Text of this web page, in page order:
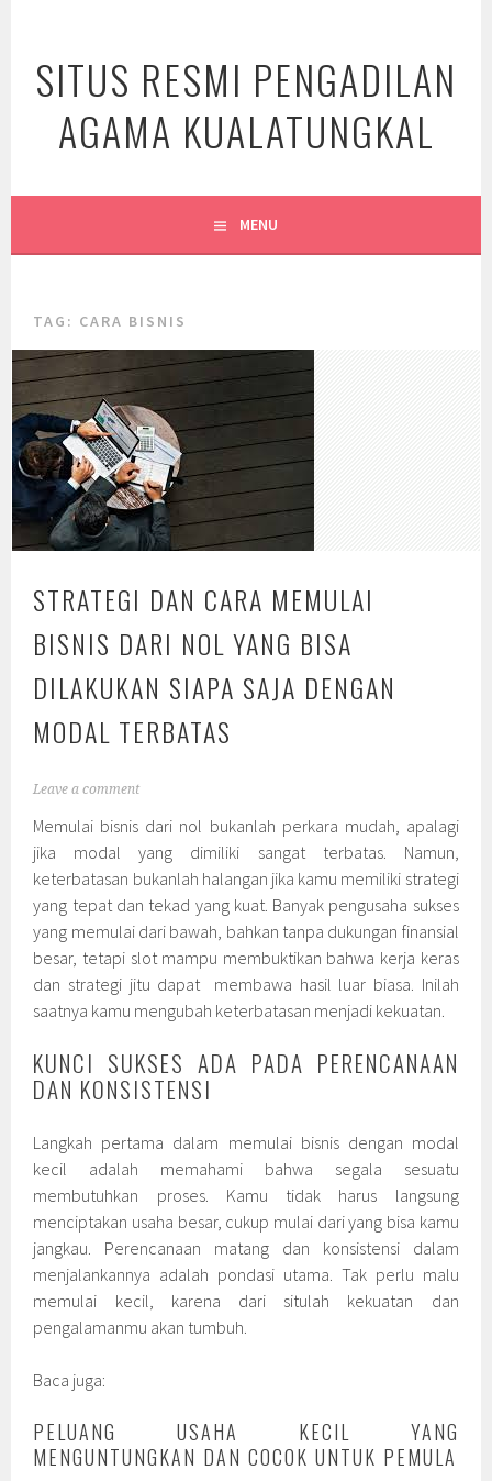
content
SITUS RESMI PENGADILAN
AGAMA KUALATUNGKAL
MENU
TAG: CARA BISNIS
STRATEGI DAN CARA MEMULAI
BISNIS DARI NOL YANG BISA
DILAKUKAN SIAPA SAJA DENGAN
MODAL TERBATAS
Leave a comment
Memulai bisnis dari nol bukanlah perkara mudah, apalagi
jika modal yang dimiliki sangat terbatas. Namun,
keterbatasan bukanlah halangan jika kamu memiliki strategi
yang tepat dan tekad yang kuat. Banyak pengusaha sukses
yang memulai dari bawah, bahkan tanpa dukungan finansial
besar, tetapi slot mampu membuktikan bahwa kerja keras
dan strategi jitu dapat membawa hasil luar biasa. Inilah
saatnya kamu mengubah keterbatasan menjadi kekuatan.
KUNCI SUKSES ADA PADA PERENCANAAN
DAN KONSISTENSI
Langkah pertama dalam memulai bisnis dengan modal
kecil adalah memahami bahwa segala sesuatu
membutuhkan proses. Kamu tidak harus langsung
menciptakan usaha besar, cukup mulai dari yang bisa kamu
jangkau. Perencanaan matang dan konsistensi dalam
menjalankannya adalah pondasi utama. Tak perlu malu
memulai kecil, karena dari situlah kekuatan dan
pengalamanmu akan tumbuh.
Baca juga:
PELUANG USAHA KECIL YANG
MENGUNTUNGKAN DAN COCOK UNTUK PEMULA